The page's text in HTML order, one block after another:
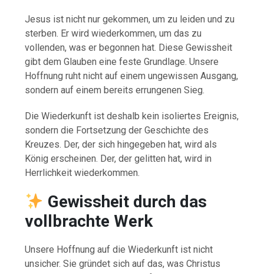
Jesus ist nicht nur gekommen, um zu leiden und zu
sterben. Er wird wiederkommen, um das zu
vollenden, was er begonnen hat. Diese Gewissheit
gibt dem Glauben eine feste Grundlage. Unsere
Hoffnung ruht nicht auf einem ungewissen Ausgang,
sondern auf einem bereits errungenen Sieg.
Die Wiederkunft ist deshalb kein isoliertes Ereignis,
sondern die Fortsetzung der Geschichte des
Kreuzes. Der, der sich hingegeben hat, wird als
König erscheinen. Der, der gelitten hat, wird in
Herrlichkeit wiederkommen.
Gewissheit durch das
vollbrachte Werk
Unsere Hoffnung auf die Wiederkunft ist nicht
unsicher. Sie gründet sich auf das, was Christus